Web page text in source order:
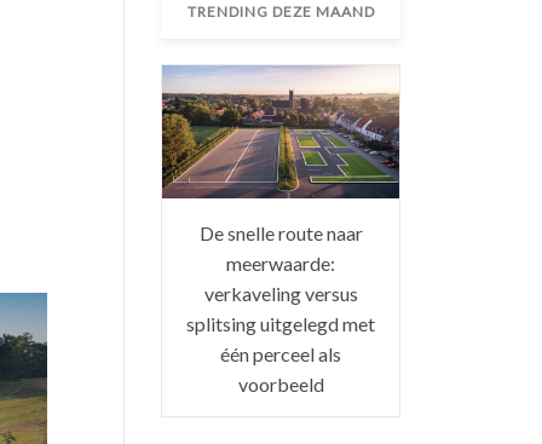
TRENDING DEZE MAAND
De snelle route naar
meerwaarde:
verkaveling versus
splitsing uitgelegd met
één perceel als
voorbeeld